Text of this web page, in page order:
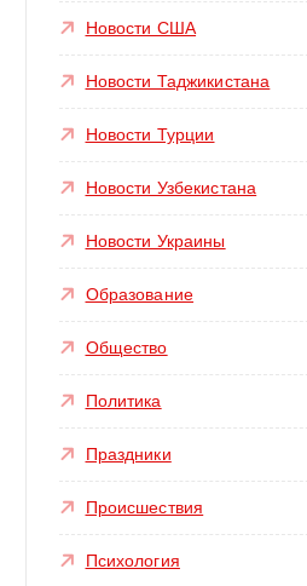
Новости США
Новости Таджикистана
Новости Турции
Новости Узбекистана
Новости Украины
Образование
Общество
Политика
Праздники
Происшествия
Психология